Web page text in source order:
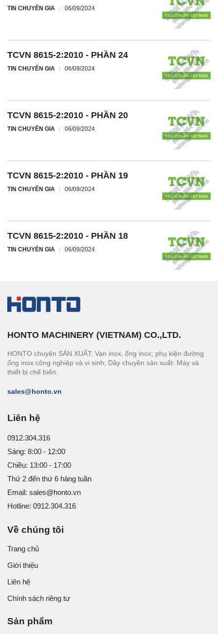
TIN CHUYÊN GIA 06/09/2024
TCVN 8615-2:2010 - PHẦN 24
TIN CHUYÊN GIA 06/09/2024
TCVN 8615-2:2010 - PHẦN 20
TIN CHUYÊN GIA 06/09/2024
TCVN 8615-2:2010 - PHẦN 19
TIN CHUYÊN GIA 06/09/2024
TCVN 8615-2:2010 - PHẦN 18
TIN CHUYÊN GIA 06/09/2024
HONTO MACHINERY (VIETNAM) CO.,LTD.
HONTO chuyên SẢN XUẤT: Van inox, ống inox; phụ kiện đường
ống inox công nghiệp và vi sinh; Dây chuyền sản xuất: Máy và
thiết bị chế biến.
sales@honto.vn
Liên hệ
0912.304.316
Sáng: 8:00 - 12:00
Chiều: 13:00 - 17:00
Thứ 2 đến thứ 6 hàng tuần
Email: sales@honto.vn
Hotline: 0912.304.316
Về chúng tôi
Trang chủ
Giới thiệu
Liên hệ
Chính sách riêng tư
Sản phẩm